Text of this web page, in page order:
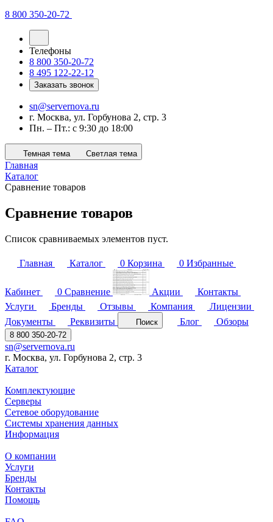
8 800 350-20-72
Телефоны
8 800 350-20-72
8 495 122-22-12
Заказать звонок
sn@servernova.ru
г. Москва, ул. Горбунова 2, стр. 3
Пн. – Пт.: с 9:30 до 18:00
Темная тема Светлая тема
Главная
Каталог
Сравнение товаров
Сравнение товаров
Список сравниваемых элементов пуст.
Главная Каталог 0 Корзина 0 Избранные
Кабинет 0 Сравнение Акции
Контакты
Услуги
Бренды Отзывы Компания
Лицензии
Документы
Реквизиты Поиск Блог Обзоры
8 800 350-20-72
sn@servernova.ru
г. Москва, ул. Горбунова 2, стр. 3
Каталог
Комплектующие
Серверы
Сетевое оборудование
Системы хранения данных
Информация
О компании
Услуги
Бренды
Контакты
Помощь